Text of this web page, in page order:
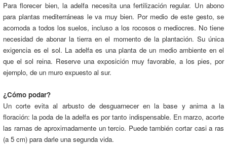
Para florecer bien, la adelfa necesita una fertilización regular. Un abono
para plantas mediterráneas le va muy bien. Por medio de este gesto, se
acomoda a todos los suelos, incluso a los rocosos o mediocres. No tiene
necesidad de abonar la tierra en el momento de la plantación. Su única
exigencia es el sol. La adelfa es una planta de un medio ambiente en el
que el sol reina. Reserve una exposición muy favorable, a los pies, por
ejemplo, de un muro expuesto al sur.
¿Cómo podar?
Un corte evita al arbusto de desguarnecer en la base y anima a la
floración: la poda de la adelfa es por tanto indispensable. En marzo, acorte
las ramas de aproximadamente un tercio. Puede también cortar casi a ras
(a 5 cm) para darle una segunda vida.